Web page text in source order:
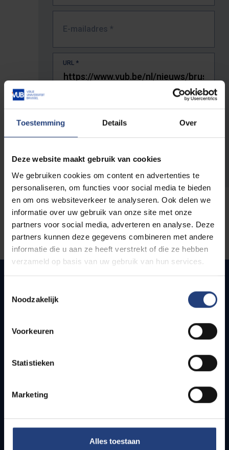
Toestemming Details Over
Deze website maakt gebruik van cookies
We gebruiken cookies om content en advertenties te
personaliseren, om functies voor social media te bieden
en om ons websiteverkeer te analyseren. Ook delen we
informatie over uw gebruik van onze site met onze
partners voor social media, adverteren en analyse. Deze
partners kunnen deze gegevens combineren met andere
informatie die u aan ze heeft verstrekt of die ze hebben
verzameld op basis van uw gebruik van hun services.
Noodzakelijk
Voorkeuren
Statistieken
Marketing
Alles toestaan
E-mailadres *
URL *
De volledige URL van de pagina waar je de fout zag.
Snel naar
Bereikbaarheid